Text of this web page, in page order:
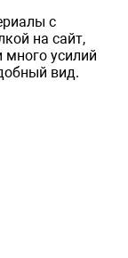
с
на сайт,
усилий
вид.